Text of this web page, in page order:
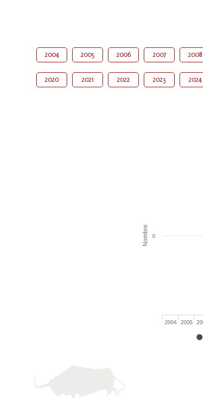
2004 2005 2006 2007 2008
2020 2021 2022 2023 2024
Nombre
2004 2005
0